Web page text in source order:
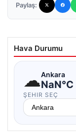
Paylaş:
Hava Durumu
☁Ankara
NaN°C
ŞEHIR SEÇ